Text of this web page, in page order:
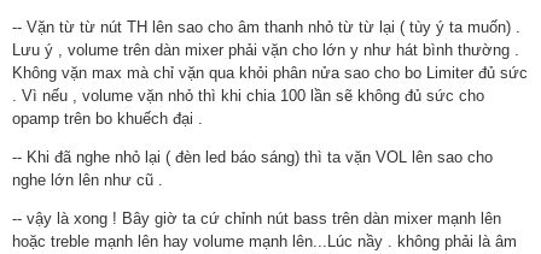
-- Vặn từ từ nút TH lên sao cho âm thanh nhỏ từ từ lại ( tùy ý ta muốn) .
Lưu ý , volume trên dàn mixer phải vặn cho lớn y như hát bình thường .
Không vặn max mà chỉ vặn qua khỏi phân nửa sao cho bo Limiter đủ sức
. Vì nếu , volume vặn nhỏ thì khi chia 100 lần sẽ không đủ sức cho
opamp trên bo khuếch đại .
-- Khi đã nghe nhỏ lại ( đèn led báo sáng) thì ta vặn VOL lên sao cho
nghe lớn lên như cũ .
-- vậy là xong ! Bây giờ ta cứ chỉnh nút bass trên dàn mixer mạnh lên
hoặc treble mạnh lên hay volume mạnh lên...Lúc nầy . không phải là âm